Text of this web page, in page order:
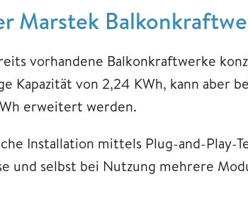
Marstek
vorhandene Balkonkraftwerke
Kapazität von 2,24 KWh, kann aber
erweitert werden.
Installation mittels Plug-and-Play-
und selbst bei Nutzung mehrere